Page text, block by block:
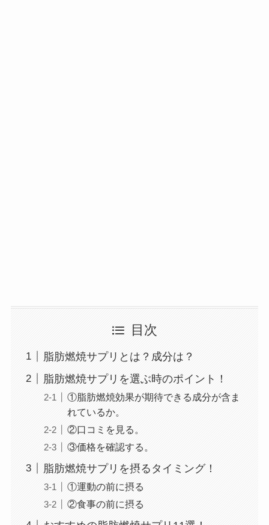
目次
脂肪燃焼サプリとは？成分は？
脂肪燃焼サプリを選ぶ時のポイント！
①脂肪燃焼効果が期待できる成分が含ま
れているか。
②口コミを見る。
③価格を確認する。
脂肪燃焼サプリを摂るタイミング！
①運動の前に摂る
②食事の前に摂る